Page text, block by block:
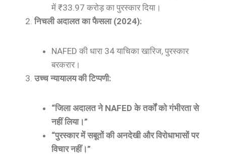
में ₹33.97 करोड़ का पुरस्कार दिया।
निचली अदालत का फैसला (2024):
NAFED की धारा 34 याचिका खारिज, पुरस्कार
बरकरार।
उच्च न्यायालय की टिप्पणी:
“जिला अदालत ने NAFED के तर्कों को गंभीरता से
नहीं लिया।”
“पुरस्कार में सबूतों की अनदेखी और विरोधाभासों पर
विचार नहीं।”